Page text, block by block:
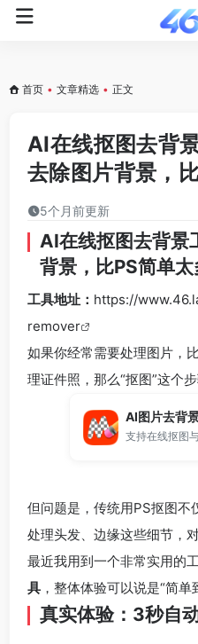
首页 • 文章精选 • 正文
AI在线抠图去背
去除图片背景，
5个月前更新
AI在线抠图去背景
背景，比PS简单太
工具地址： https://
remover
如果你经常需要处理图片，
理证件照，那么“抠图”这个步
AI图片去背
但问题是，传统用PS抠图不
处理头发、边缘这些细节，
最近我用到一个非常实用的
具 ，整体体验可以说是“简单
真实体验：3秒自